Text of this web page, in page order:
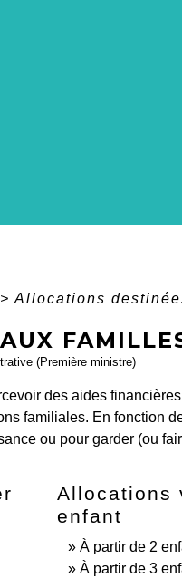
> Allocations
(Première ministre)
des aides
familiales. En fonction
ou pour garder (ou
Allocations
enfant
À partir de 2
À partir de 3